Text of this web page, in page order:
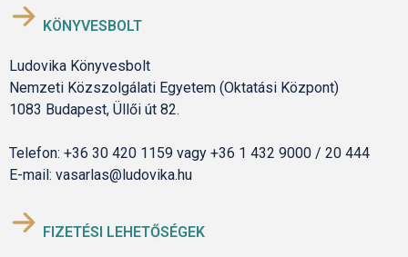
KÖNYVESBOLT
Ludovika Könyvesbolt
Nemzeti Közszolgálati Egyetem (Oktatási Központ)
1083 Budapest, Üllői út 82.
Telefon: +36 30 420 1159 vagy +36 1 432 9000 / 20 444
E-mail: vasarlas@ludovika.hu
FIZETÉSI LEHETŐSÉGEK